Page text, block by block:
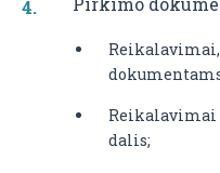
dalis;